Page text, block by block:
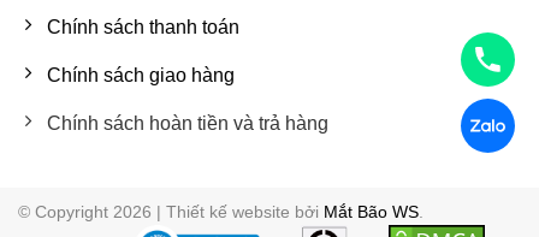
Chính sách thanh toán
Chính sách giao hàng
Chính sách hoàn tiền và trả hàng
© Copyright 2026 | Thiết kế website bởi Mắt Bão WS